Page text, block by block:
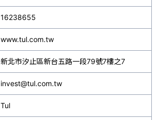
16238655
www.tul.com.tw
新北市汐止區新台五路一段79號7樓之7
invest@tul.com.tw
Tul